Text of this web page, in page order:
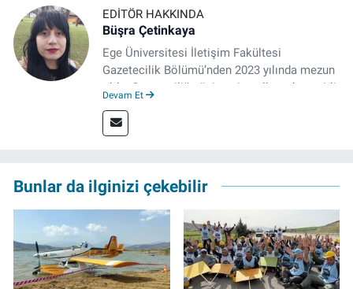
EDITÖR HAKKINDA
Büşra Çetinkaya
Ege Üniversitesi İletişim Fakültesi
Gazetecilik Bölümü’nden 2023 yılında mezun
oldu. Gazeteciliğe üniversite yıllarında çeşitli
Meslek hayatına 2023'te İzmir'de başlayan
gazeteci, halen izgazete.net’te editör olarak
Devam Et
Bunlar da ilginizi çekebilir